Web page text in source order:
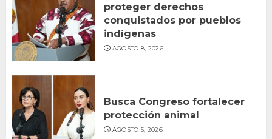
proteger derechos
conquistados por pueblos
indígenas
AGOSTO 8, 2026
Busca Congreso fortalecer
protección animal
AGOSTO 5, 2026